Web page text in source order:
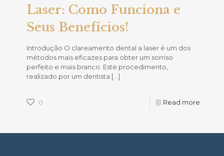
Laser: Como Funciona e
Seus Benefícios!
Introdução O clareamento dental a laser é um dos
métodos mais eficazes para obter um sorriso
perfeito e mais branco. Este procedimento,
realizado por um dentista […]
0 Read more